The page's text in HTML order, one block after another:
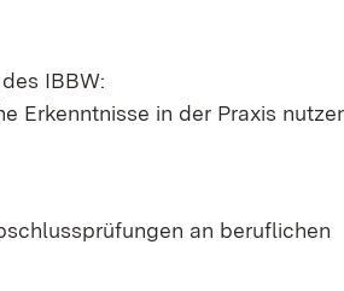
IBBW:
Erkenntnisse in der Praxis
an beruflichen